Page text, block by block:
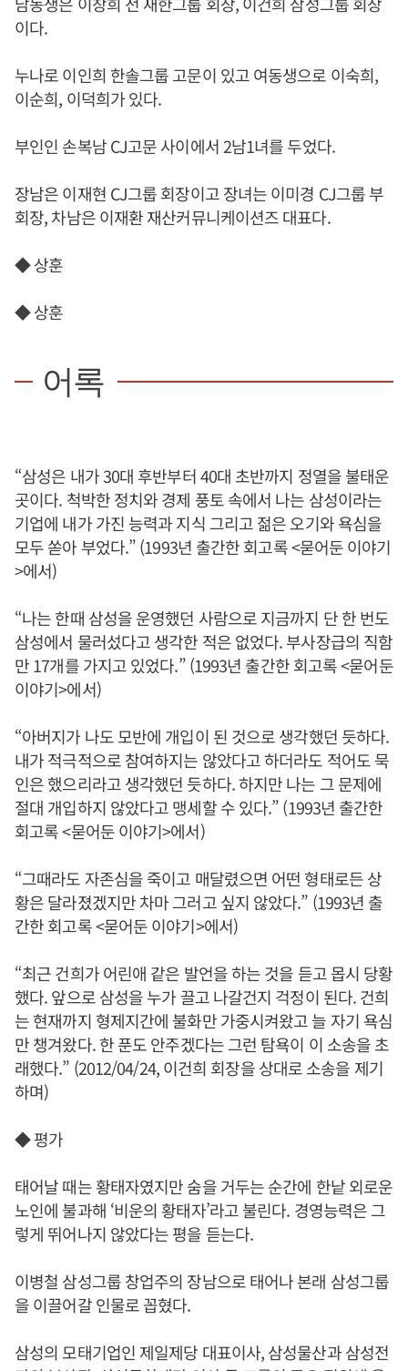
이다.
누나로 이인희 한솔그룹 고문이 있고 여동생으로 이숙희,
이순희, 이덕희가 있다.
부인인 손복남 CJ고문 사이에서 2남1녀를 두었다.
장남은 이재현 CJ그룹 회장이고 장녀는 이미경 CJ그룹 부
회장, 차남은 이재환 재산커뮤니케이션즈 대표다.
◆ 상훈
◆ 상훈
어록
“삼성은 내가 30대 후반부터 40대 초반까지 정열을 불태운
곳이다. 척박한 정치와 경제 풍토 속에서 나는 삼성이라는
기업에 내가 가진 능력과 지식 그리고 젊은 오기와 욕심을
모두 쏟아 부었다.” (1993년 출간한 회고록 <묻어둔 이야기
>에서)
“나는 한때 삼성을 운영했던 사람으로 지금까지 단 한 번도
삼성에서 물러섰다고 생각한 적은 없었다. 부사장급의 직함
만 17개를 가지고 있었다.” (1993년 출간한 회고록 <묻어둔
이야기>에서)
“아버지가 나도 모반에 개입이 된 것으로 생각했던 듯하다.
내가 적극적으로 참여하지는 않았다고 하더라도 적어도 묵
인은 했으리라고 생각했던 듯하다. 하지만 나는 그 문제에
절대 개입하지 않았다고 맹세할 수 있다.” (1993년 출간한
회고록 <묻어둔 이야기>에서)
“그때라도 자존심을 죽이고 매달렸으면 어떤 형태로든 상
황은 달라졌겠지만 차마 그러고 싶지 않았다.” (1993년 출
간한 회고록 <묻어둔 이야기>에서)
“최근 건희가 어린애 같은 발언을 하는 것을 듣고 몹시 당황
했다. 앞으로 삼성을 누가 끌고 나갈건지 걱정이 된다. 건희
는 현재까지 형제지간에 불화만 가중시켜왔고 늘 자기 욕심
만 챙겨왔다. 한 푼도 안주겠다는 그런 탐욕이 이 소송을 초
래했다.” (2012/04/24, 이건희 회장을 상대로 소송을 제기
하며)
◆ 평가
태어날 때는 황태자였지만 숨을 거두는 순간에 한낱 외로운
노인에 불과해 ‘비운의 황태자’라고 불린다. 경영능력은 그
렇게 뛰어나지 않았다는 평을 듣는다.
이병철 삼성그룹 창업주의 장남으로 태어나 본래 삼성그룹
을 이끌어갈 인물로 꼽혔다.
삼성의 모태기업인 제일제당 대표이사, 삼성물산과 삼성전